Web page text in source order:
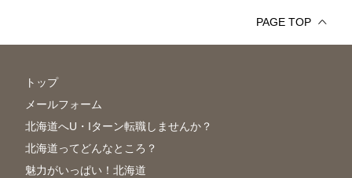
PAGE TOP
トップ
メールフォーム
北海道へU・Iターン転職しませんか？
北海道ってどんなところ？
魅力がいっぱい！北海道